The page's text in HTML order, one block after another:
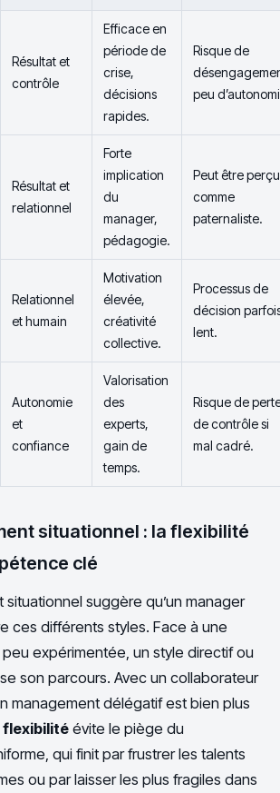
Résultat et
contrôle
Efficace en
période de
crise,
décisions
rapides.
Risque de
peu
Résultat et
relationnel
Forte
implication
du
manager,
pédagogie.
Peut être perçu
comme
paternaliste.
Relationnel
et humain
Motivation
élevée,
créativité
collective.
Processus de
décision
lent.
Autonomie
et
confiance
Valorisation
des
experts,
gain de
temps.
Risque de
de contrôle si
mal cadré.
situationnel : la flexibilité
clé
situationnel suggère qu’un manager
ces différents styles. Face à une
expérimentée, un style directif ou
son parcours. Avec un collaborateur
management délégatif est bien plus
flexibilité évite le piège du
qui finit par frustrer les talents
ou par laisser les plus fragiles dans